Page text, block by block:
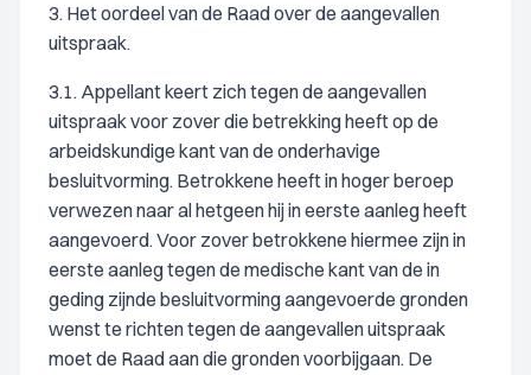
3. Het oordeel van de Raad over de aangevallen
uitspraak.
3.1. Appellant keert zich tegen de aangevallen
uitspraak voor zover die betrekking heeft op de
arbeidskundige kant van de onderhavige
besluitvorming. Betrokkene heeft in hoger beroep
verwezen naar al hetgeen hij in eerste aanleg heeft
aangevoerd. Voor zover betrokkene hiermee zijn in
eerste aanleg tegen de medische kant van de in
geding zijnde besluitvorming aangevoerde gronden
wenst te richten tegen de aangevallen uitspraak
moet de Raad aan die gronden voorbijgaan. De